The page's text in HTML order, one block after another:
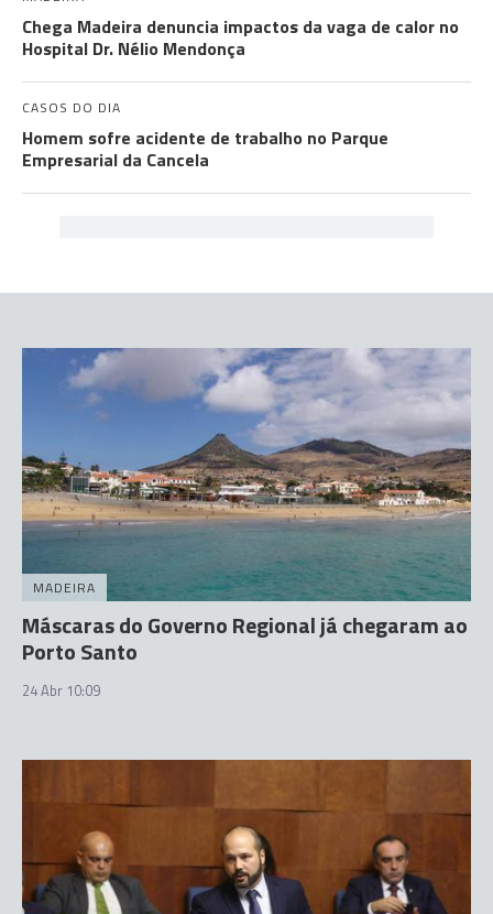
Chega Madeira denuncia impactos da vaga de calor no
Hospital Dr. Nélio Mendonça
CASOS DO DIA
Homem sofre acidente de trabalho no Parque
Empresarial da Cancela
MADEIRA
Máscaras do Governo Regional já chegaram ao
Porto Santo
24 Abr 10:09